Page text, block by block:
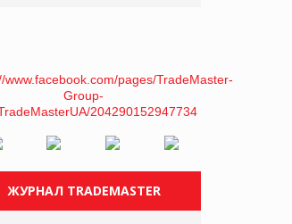
ЖУРНАЛ TRADEMASTER